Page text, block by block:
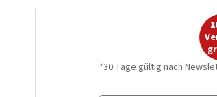
*30 Tage gültig nach